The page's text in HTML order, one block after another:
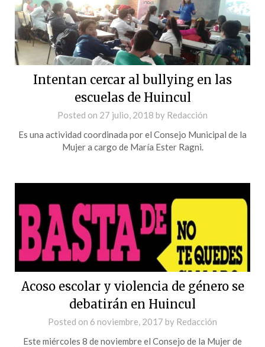
Intentan cercar al bullying en las
escuelas de Huincul
Posted on 27 julio, 2018 by Redacción
Es una actividad coordinada por el Consejo Municipal de la
Mujer a cargo de María Ester Ragni.
Acoso escolar y violencia de género se
debatirán en Huincul
Posted on 6 noviembre, 2017 by Redacción
Este miércoles 8 de noviembre el Consejo de la Mujer de